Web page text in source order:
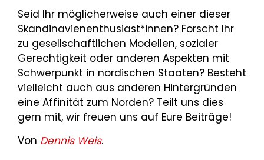
Seid Ihr möglicherweise auch einer dieser
Skandinavienenthusiast*innen? Forscht Ihr
zu gesellschaftlichen Modellen, sozialer
Gerechtigkeit oder anderen Aspekten mit
Schwerpunkt in nordischen Staaten? Besteht
vielleicht auch aus anderen Hintergründen
eine Affinität zum Norden? Teilt uns dies
gern mit, wir freuen uns auf Eure Beiträge!
Von Dennis Weis.